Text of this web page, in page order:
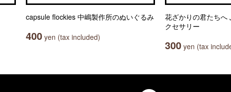
capsule flockies 中嶋製作所のぬいぐるみ
400 yen (tax included)
花ざかりの君たちへ
クセサリー
300 yen (tax